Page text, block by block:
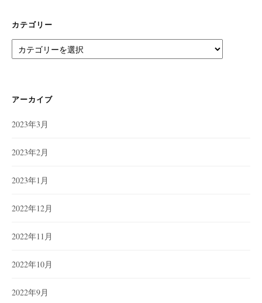
カテゴリー
テ
ー
アーカイブ
2023年3月
2023年2月
2023年1月
2022年12月
2022年11月
2022年10月
2022年9月